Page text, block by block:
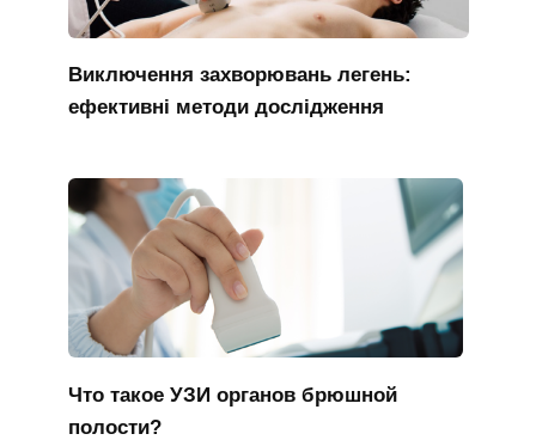
Виключення захворювань легень:
ефективні методи дослідження
Что такое УЗИ органов брюшной
полости?